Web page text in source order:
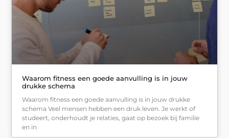
Waarom fitness een goede aanvulling is in jouw
drukke schema
Waarom fitness een goede aanvulling is in jouw drukke
schema Veel mensen hebben een druk leven. Je werkt of
studeert, onderhoudt je relaties, gaat op bezoek bij familie
en in